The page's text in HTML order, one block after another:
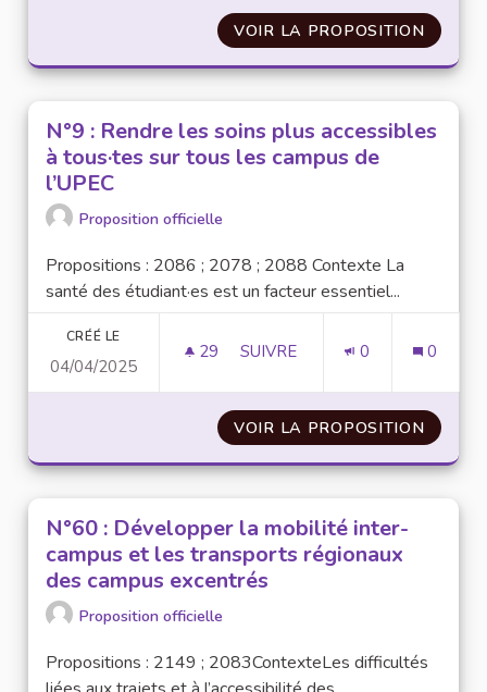
VOIR LA PROPOSITION N°5 :
N°9 : Rendre les soins plus accessibles
à tous·tes sur tous les campus de
l’UPEC
Proposition officielle
Propositions : 2086 ; 2078 ; 2088 Contexte La
santé des étudiant·es est un facteur essentiel...
CRÉÉ LE
04/04/2025
29 29 ABONNÉS
SUIVRE 0 0
VOIR LA PROPOSITION N°9 :
N°60 : Développer la mobilité inter-
campus et les transports régionaux
des campus excentrés
Proposition officielle
Propositions : 2149 ; 2083ContexteLes difficultés